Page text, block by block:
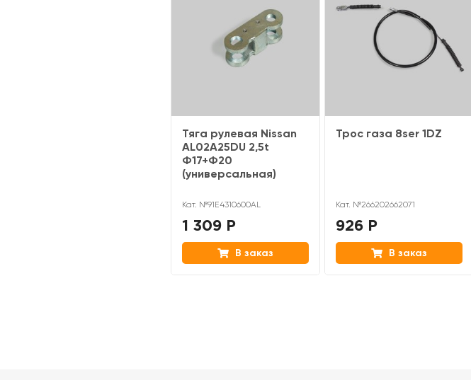
Тяга рулевая Nissan
AL02A25DU 2,5t
Ф17+Ф20
(универсальная)
Кат. №91E4310600AL
1 309 Р
В заказ
Трос газа 8ser 1DZ
Кат. №266202662071
926 Р
В заказ